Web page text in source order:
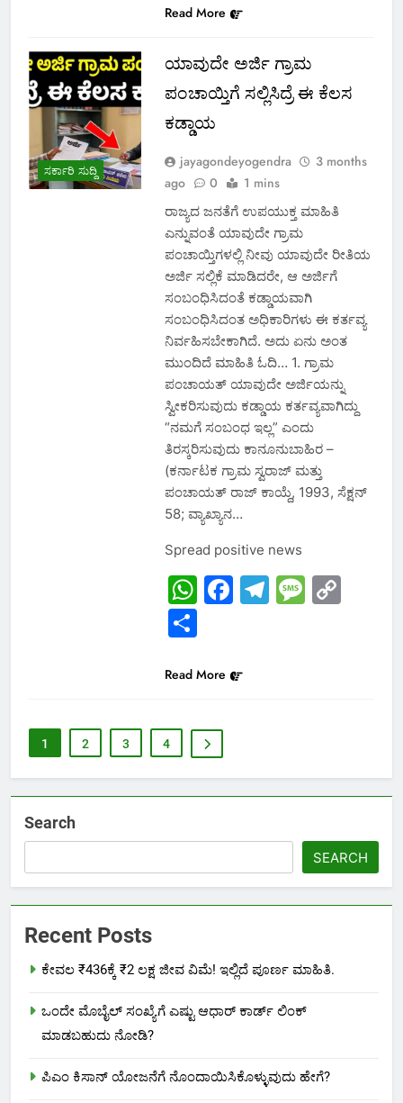
Read More
ಸರ್ಕಾರಿ ಸುದ್ದಿ
ಯಾವುದೇ ಅರ್ಜಿ ಗ್ರಾಮ
ಪಂಚಾಯ್ತಿಗೆ ಸಲ್ಲಿಸಿದ್ರೆ ಈ ಕೆಲಸ
ಕಡ್ಡಾಯ
jayagondeyogendra
3 months
ago
0 1 mins
ರಾಜ್ಯದ ಜನತೆಗೆ ಉಪಯುಕ್ತ ಮಾಹಿತಿ
ಎನ್ನುವಂತೆ ಯಾವುದೇ ಗ್ರಾಮ
ಪಂಚಾಯ್ತಿಗಳಲ್ಲಿ ನೀವು ಯಾವುದೇ ರೀತಿಯ
ಅರ್ಜಿ ಸಲ್ಲಿಕೆ ಮಾಡಿದರೇ, ಆ ಅರ್ಜಿಗೆ
ಸಂಬಂಧಿಸಿದಂತೆ ಕಡ್ಡಾಯವಾಗಿ
ಸಂಬಂಧಿಸಿದಂತ ಅಧಿಕಾರಿಗಳು ಈ ಕರ್ತವ್ಯ
ನಿರ್ವಹಿಸಬೇಕಾಗಿದೆ. ಅದು ಏನು ಅಂತ
ಮುಂದಿದೆ ಮಾಹಿತಿ ಓದಿ… 1. ಗ್ರಾಮ
ಪಂಚಾಯತ್ ಯಾವುದೇ ಅರ್ಜಿಯನ್ನು
ಸ್ವೀಕರಿಸುವುದು ಕಡ್ಡಾಯ ಕರ್ತವ್ಯವಾಗಿದ್ದು
“ನಮಗೆ ಸಂಬಂಧ ಇಲ್ಲ” ಎಂದು
ತಿರಸ್ಕರಿಸುವುದು ಕಾನೂನುಬಾಹಿರ –
(ಕರ್ನಾಟಕ ಗ್ರಾಮ ಸ್ವರಾಜ್ ಮತ್ತು
ಪಂಚಾಯತ್ ರಾಜ್ ಕಾಯ್ದೆ, 1993, ಸೆಕ್ಷನ್
58; ವ್ಯಾಖ್ಯಾನ…
Spread positive news
WhatsApp
Facebook
Telegram
Share
Read More
1 2 3 4
Search
SEARCH
Recent Posts
ಕೇವಲ ₹436ಕ್ಕೆ ₹2 ಲಕ್ಷ ಜೀವ ವಿಮೆ! ಇಲ್ಲಿದೆ ಪೂರ್ಣ ಮಾಹಿತಿ.
ಒಂದೇ ಮೊಬೈಲ್ ಸಂಖ್ಯೆಗೆ ಎಷ್ಟು ಆಧಾರ್ ಕಾರ್ಡ್ ಲಿಂಕ್
ಮಾಡಬಹುದು ನೋಡಿ?
ಪಿಎಂ ಕಿಸಾನ್ ಯೋಜನೆಗೆ ನೊಂದಾಯಿಸಿಕೊಳ್ಳುವುದು ಹೇಗೆ?